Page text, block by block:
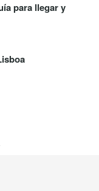
para llegar y